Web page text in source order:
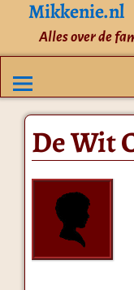
Mikkenie.nl
Alles over de
De Wit